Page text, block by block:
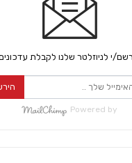
י לניוזלטר שלנו לקבלת
Powered by